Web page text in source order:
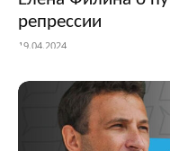
репрессии
19.04.2024